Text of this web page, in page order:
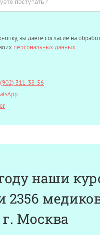
вы даете согласие на
персональных данных
311-38-56
наши
2356
г. Москва